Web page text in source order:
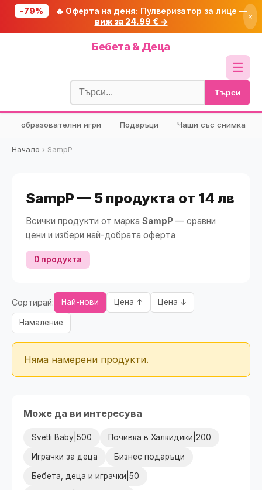
-79% 🔥 Оферта на деня: Пулверизатор за лице —
виж за 24.99 € →
×
Бебета & Деца
☰
Блог
🧮 Калкулатори
🔍 Намери продукт
Търси
образователни игри Подаръци Чаши със снимка
Начало › SampP
SampP — 5 продукта от 14 лв
Всички продукти от марка SampP — сравни
цени и избери най-добрата оферта
0 продукта
Сортирай: Най-нови Цена ↑ Цена ↓
Намаление
Няма намерени продукти.
Може да ви интересува
Svetli Baby|500 Почивка в Халкидики|200
Играчки за деца Бизнес подаръци
Бебета, деца и играчки|50